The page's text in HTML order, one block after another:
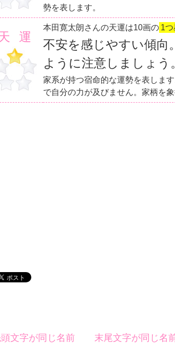
勢を表します。
運
本田寛太朗さんの天運は10画の 1つ
不安を感じやすい傾向
ように注意しましょう
家系が持つ宿命的な運勢を表しま
で自分の力が及びません。家柄を象
文字が同じ名前 末尾文字が同じ名